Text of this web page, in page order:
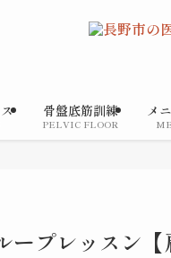
骨盤底筋訓練
PELVIC FLOOR
メ
プレッスン